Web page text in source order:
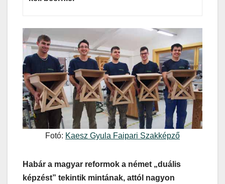
Fotó: Kaesz Gyula Faipari Szakképző
Habár a magyar reformok a német „duális
képzést” tekintik mintának, attól nagyon